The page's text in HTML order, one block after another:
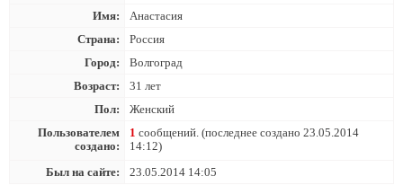
Имя:
Анастасия
Страна:
Россия
Город:
Волгоград
Возраст:
31 лет
Пол:
Женский
Пользователем
создано:
1 сообщений. (последнее создано 23.05.2014
14:12)
Был на сайте:
23.05.2014 14:05